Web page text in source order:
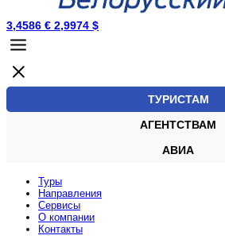
3,4586 € 2,9974 $
ТУРИСТАМ
АГЕНТСТВАМ
АВИА
Туры
Направления
Сервисы
O компании
Контакты